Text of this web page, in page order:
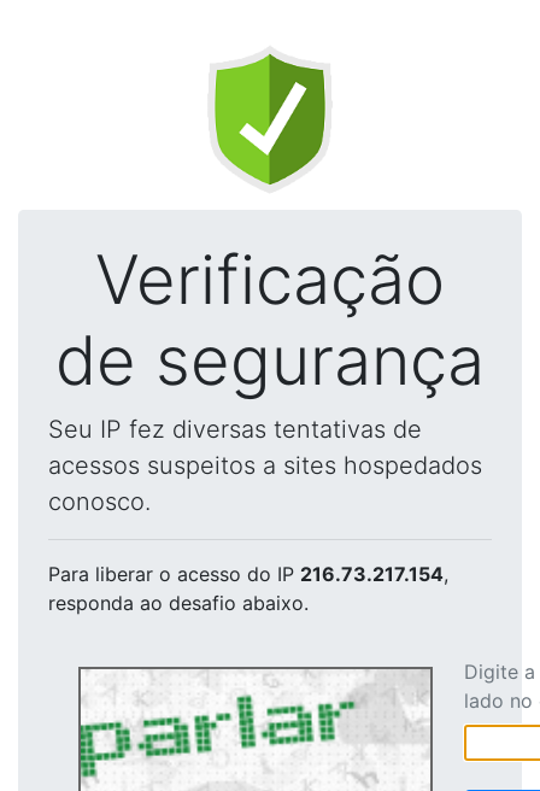
Verificação
de segurança
Seu IP fez diversas tentativas de
acessos suspeitos a sites hospedados
conosco.
Para liberar o acesso do IP 216.73.217.154,
responda ao desafio abaixo.
Digite
lado no